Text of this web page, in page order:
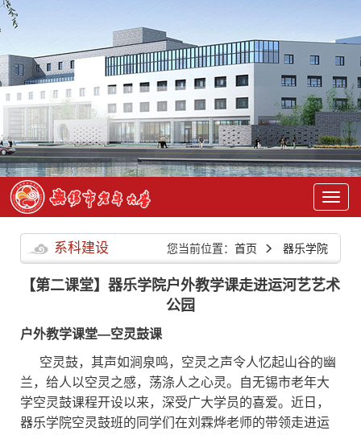
系科建设 您当前位置： 首页 器乐学院
【第二课堂】器乐学院户外教学课走进运河艺艺术
公园
户外教学课堂—空灵鼓课
空灵鼓，其声如涧泉鸣，空灵之声令人忆起山谷的幽
兰，给人以空灵之感，荡涤人之心灵。自无锡市老年大
学空灵鼓课程开设以来，深受广大学员的喜爱。近日，
器乐学院空灵鼓班的同学们在刘霖烨老师的带领走进运